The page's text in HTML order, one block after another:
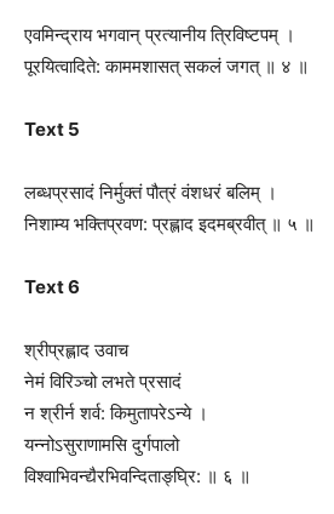
एवमिन्द्राय भगवान् प्रत्यानीय त्रिविष्टपम् ।
पूरयित्वादिते: काममशासत् सकलं जगत् ॥ ४ ॥
Text 5
लब्धप्रसादं निर्मुक्तं पौत्रं वंशधरं बलिम् ।
निशाम्य भक्तिप्रवण: प्रह्लाद इदमब्रवीत् ॥ ५ ॥
Text 6
श्रीप्रह्लाद उवाच
नेमं विरिञ्चो लभते प्रसादं
न श्रीर्न शर्व: किमुतापरेऽन्ये ।
यन्नोऽसुराणामसि दुर्गपालो
विश्वाभिवन्द्यैरभिवन्दिताङ्‍‍घ्रि: ॥ ६ ॥